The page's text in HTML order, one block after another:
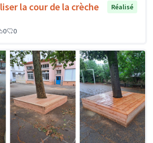
la cour de la crèche
Réalisé
0 0